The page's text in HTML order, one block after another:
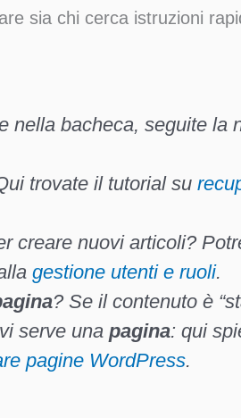
sia chi cerca istruzioni
nella bacheca, seguite la
trovate il tutorial su
creare nuovi articoli?
gestione utenti e ruoli.
? Se il contenuto è
serve una pagina: qui
pagine WordPress.